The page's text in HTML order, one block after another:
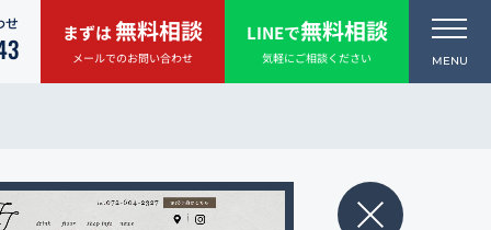
せ まずは無料相談
メールでのお問い合わせ
LINEで無料相談
気軽にご相談ください